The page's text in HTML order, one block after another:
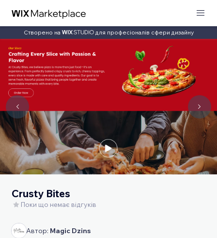
Створено на для професіоналів сфери дизайну
Crusty Bites
Поки що немає відгуків
Автор: Magic Dzins